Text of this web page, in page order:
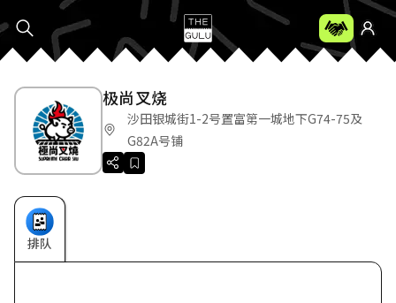
极尚叉烧
沙田银城街1-2号置富第一城地下G74-75及
G82A号铺
排队